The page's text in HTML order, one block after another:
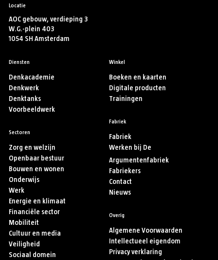
Locatie
AOC gebouw, verdieping 3
W.G.-plein 403
1054 SH Amsterdam
Diensten
Denkacademie
Denkwerk
Denktanks
Voorbeeldwerk
Sectoren
Zorg en welzijn
Openbaar bestuur
Bouwen en wonen
Onderwijs
Werk
Energie en klimaat
Financiële sector
Mobiliteit
Cultuur en media
Veiligheid
Sociaal domein
Winkel
Boeken en kaarten
Digitale producten
Trainingen
Fabriek
Fabriek
Werken bij De
Argumentenfabriek
Fabriekers
Contact
Nieuws
Overig
Algemene Voorwaarden
Intellectueel eigendom
Privacy verklaring